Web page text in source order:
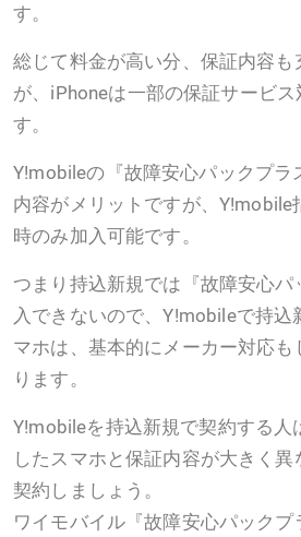
す。
総じて料金が高い分、保証内容も
が、iPhoneは一部の保証サービス
す。
Y!mobileの『故障安心パックプラ
内容がメリットですが、Y!mobile
時のみ加入可能です。
つまり持込新規では『故障安心
入できないので、Y!mobileで持込
マホは、基本的にメーカー対応
ります。
Y!mobileを持込新規で契約する人
したスマホと保証内容が大きく
契約しましょう。
ワイモバイル『故障安心パック